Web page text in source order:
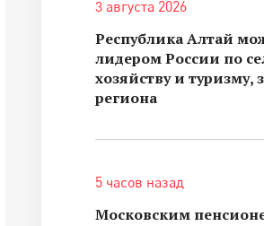
3 августа 2026
Республика Алтай
лидером России по
хозяйству и туризму,
региона
5 часов назад
Московским